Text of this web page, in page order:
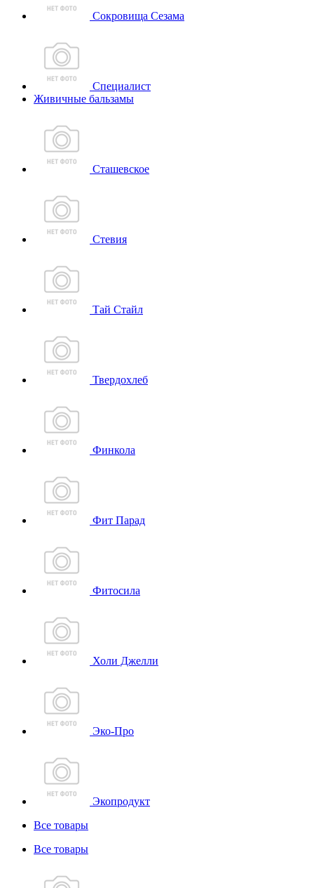
Сокровища Сезама
Специалист
Живичные бальзамы
Сташевское
Стевия
Тай Стайл
Твердохлеб
Финкола
Фит Парад
Фитосила
Холи Джелли
Эко-Про
Экопродукт
Все товары
Все товары